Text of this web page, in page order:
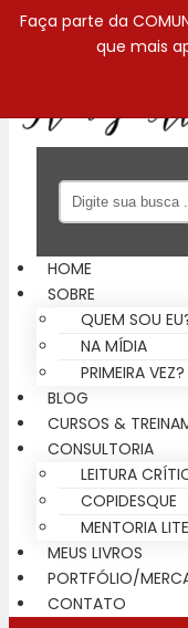
Faça parte da
que mais
HOME
SOBRE
QUEM SOU
NA MÍDIA
PRIMEIRA VEZ?
BLOG
CURSOS &
CONSULTORIA
LEITURA
COPIDESQUE
MENTORIA
MEUS LIVROS
PORTFÓLIO/
CONTATO